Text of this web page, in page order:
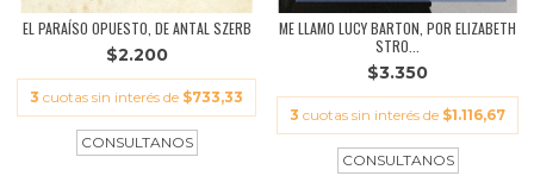
EL PARAÍSO OPUESTO, DE ANTAL SZERB
$2.200
3 cuotas sin interés de $733,33
ME LLAMO LUCY BARTON, POR ELIZABETH
STRO...
$3.350
3 cuotas sin interés de $1.116,67